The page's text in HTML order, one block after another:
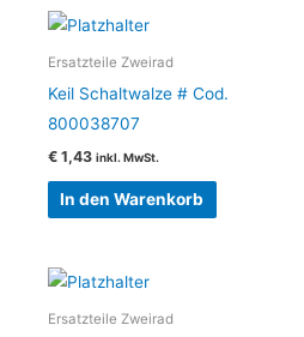
Ersatzteile Zweirad
Keil Schaltwalze # Cod.
800038707
€ 1,43 inkl. MwSt.
In den Warenkorb
Ersatzteile Zweirad